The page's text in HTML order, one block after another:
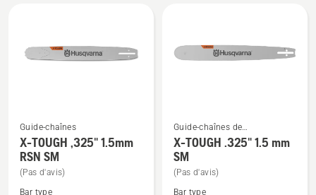
Voir
plus
de
Guide-chaînes
X-TOUGH ,325" 1.5mm
RSN SM
(Pas d'avis)
Bar type
Voir
plus
de
Guide-chaînes de
tronçonneuses
X-TOUGH .325" 1.5 mm
SM
(Pas d'avis)
Bar type